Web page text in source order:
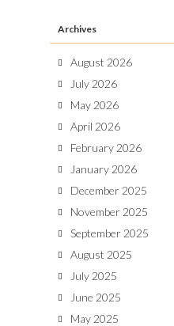
Archives
August 2026
July 2026
May 2026
April 2026
February 2026
January 2026
December 2025
November 2025
September 2025
August 2025
July 2025
June 2025
May 2025